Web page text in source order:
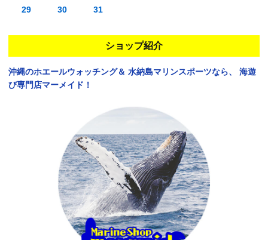
29 30 31
ショップ紹介
沖縄のホエールウォッチング＆ 水納島マリンスポーツなら、
海遊
び専門店マーメイド！